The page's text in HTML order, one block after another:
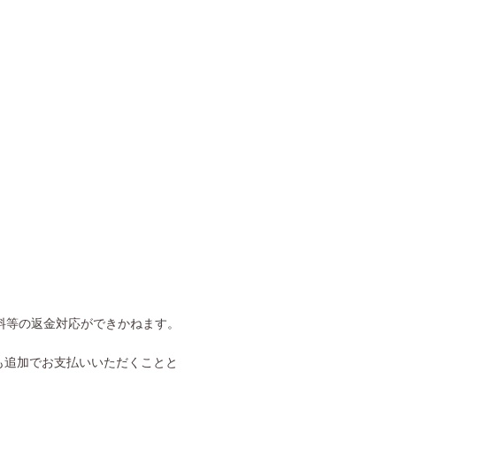
の返金対応ができかねます。
加でお支払いいただくことと